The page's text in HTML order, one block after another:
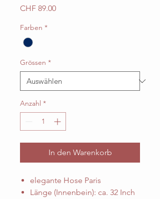
CHF 89.00Preis
Farben *
Grössen *
Anzahl *
In den Warenkorb
elegante Hose Paris
Länge (Innenbein): ca. 32 Inch